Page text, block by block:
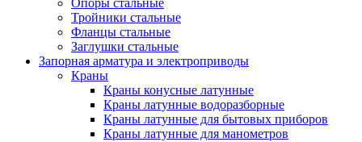
Опоры стальные
Тройники стальные
Фланцы стальные
Заглушки стальные
Запорная арматура и электроприводы
Краны
Краны конусные латунные
Краны латунные водоразборные
Краны латунные для бытовых приборов
Краны латунные для манометров